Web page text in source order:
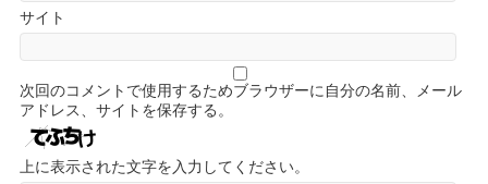
サイト
次回のコメントで使用するためブラウザーに自分の名前、メール
アドレス、サイトを保存する。
上に表示された文字を入力してください。